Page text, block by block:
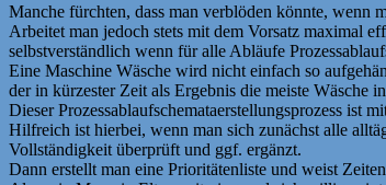
Manche fürchten, dass man verblöden könnte, wenn
Arbeitet man jedoch stets mit dem Vorsatz maximal
selbstverständlich wenn für alle Abläufe
Eine Maschine Wäsche wird nicht einfach so
der in kürzester Zeit als Ergebnis die meiste Wäsche
Dieser Prozessablaufschemataerstellungsprozess ist
Hilfreich ist hierbei, wenn man sich zunächst alle
Vollständigkeit überprüft und ggf. ergänzt.
Dann erstellt man eine Prioritätenliste und weist